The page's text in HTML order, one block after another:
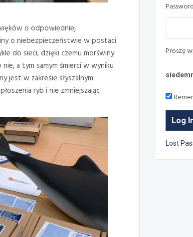
o odpowiedniej
o niebezpieczeństwie w postaci
do sieci, dzięki czemu morświny
a tym samym śmierci w wyniku
jest w zakresie słyszalnym
ryb i nie zmniejszając
Password
Proszę
Lost